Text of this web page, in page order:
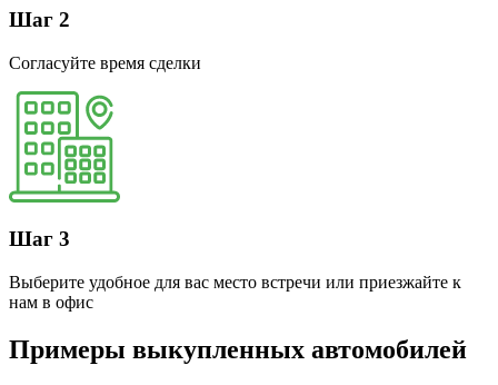
Шаг 2
Согласуйте время сделки
Шаг 3
Выберите удобное для вас место встречи или приезжайте к
нам в офис
Примеры выкупленных автомобилей